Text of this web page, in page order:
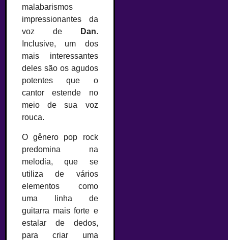
malabarismos
impressionantes da
voz de
Dan.
Inclusive, um dos
mais interessantes
deles são os agudos
potentes que o
cantor estende no
meio de sua voz
rouca.
O gênero pop rock
predomina na
melodia, que se
utiliza de vários
elementos como
uma linha de
guitarra mais forte e
estalar de dedos,
para criar uma